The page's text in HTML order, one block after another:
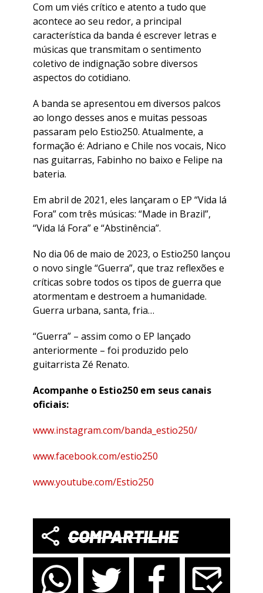
Com um viés crítico e atento a tudo que
acontece ao seu redor, a principal
característica da banda é escrever letras e
músicas que transmitam o sentimento
coletivo de indignação sobre diversos
aspectos do cotidiano.
A banda se apresentou em diversos palcos
ao longo desses anos e muitas pessoas
passaram pelo Estio250. Atualmente, a
formação é: Adriano e Chile nos vocais, Nico
nas guitarras, Fabinho no baixo e Felipe na
bateria.
Em abril de 2021, eles lançaram o EP “Vida lá
Fora” com três músicas: “Made in Brazil”,
“Vida lá Fora” e “Abstinência”.
No dia 06 de maio de 2023, o Estio250 lançou
o novo single “Guerra”, que traz reflexões e
críticas sobre todos os tipos de guerra que
atormentam e destroem a humanidade.
Guerra urbana, santa, fria…
“Guerra” – assim como o EP lançado
anteriormente – foi produzido pelo
guitarrista Zé Renato.
Acompanhe o Estio250 em seus canais
oficiais:
www.instagram.com/banda_estio250/
www.facebook.com/estio250
www.youtube.com/Estio250
COMPARTILHE